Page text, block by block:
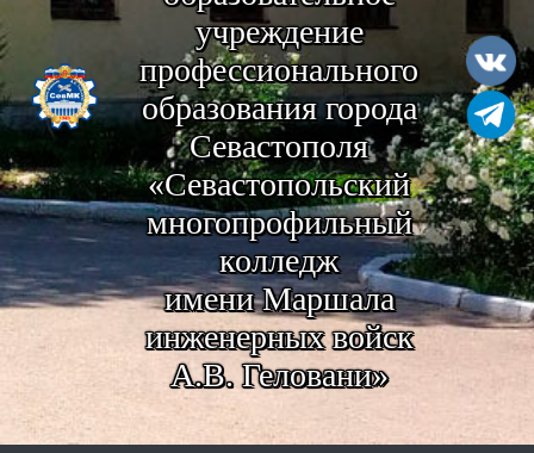
учреждение
профессионального
образования города
Севастополя
«Севастопольский
многопрофильный
колледж
имени Маршала
инженерных войск
А.В. Геловани»